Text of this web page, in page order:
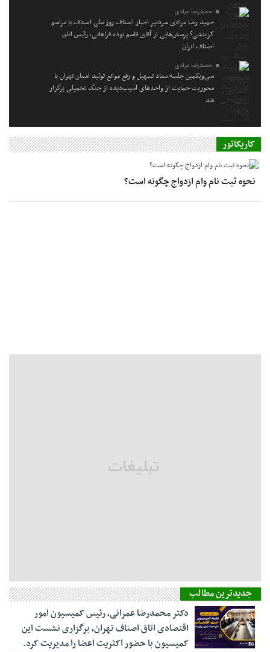
حمیدرضا مرادی
حمید رضا مرادی سردبیر اخبار اصناف روز ملی اصناف یا مراسم
گزینشی؟ پرسش‌هایی از آقای قاسم نوده فراهانی، رئیس اتاق
اصناف ایران
حمیدرضا مرادی
سی‌ویکمین جلسه ستاد تسهیل و رفع موانع تولید استان تهران با
محوریت حمایت از واحدهای آسیب‌دیده از جنگ تحمیلی برگزار
شد
کاریکاتور
نحوه ثبت نام وام ازدواج چگونه است؟
جدیدترین مطالب
دکتر محمدرضا عمرانی، رئیس کمیسیون امور
اقتصادی اتاق اصناف تهران، برگزاری نشست این
کمیسیون با حضور اکثریت اعضا را مدیریت کرد.